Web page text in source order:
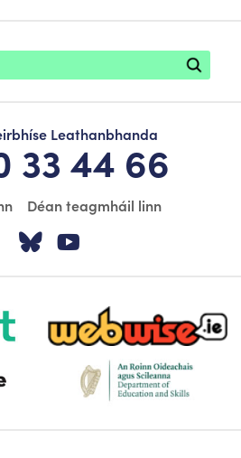
Leathanbhanda
33 44 66
Déan teagmháil linn
Tabhair cuairt ar
webwise-logo-sticky
dept-education-footer-